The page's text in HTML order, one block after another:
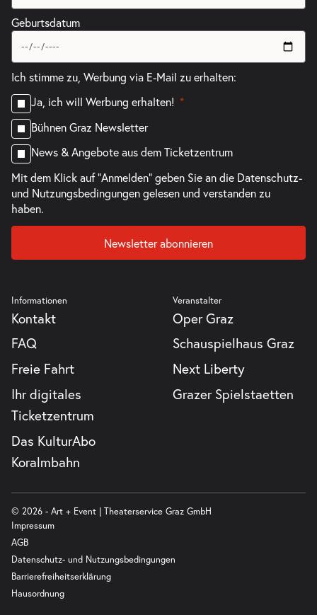
Geburtsdatum
Ich stimme zu, Werbung via E-Mail zu erhalten:
Ja, ich will Werbung erhalten!
Bühnen Graz Newsletter
News & Angebote aus dem Ticketzentrum
Mit dem Klick auf "Anmelden" geben Sie an die Datenschutz-
und Nutzungsbedingungengelesen und verstanden zu
haben.
Newsletter abonnieren
Informationen
Kontakt
FAQ
Freie Fahrt
Ihr digitales
Ticketzentrum
Das KulturAbo
Koralmbahn
Veranstalter
Oper Graz
Schauspielhaus Graz
Next Liberty
Grazer Spielstaetten
© 2026 - Art + Event | Theaterservice Graz GmbH
Impressum
AGB
Datenschutz- und Nutzungsbedingungen
Barrierefreiheitserklärung
Hausordnung